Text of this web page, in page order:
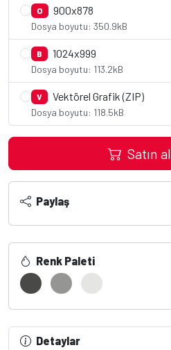
O 900x878
Dosya boyutu: 350.9kB
B 1024x999
Dosya boyutu: 113.2kB
V Vektörel Grafik (ZIP)
Dosya boyutu: 118.5kB
Satın al
Paylaş
Renk Paleti
Detaylar